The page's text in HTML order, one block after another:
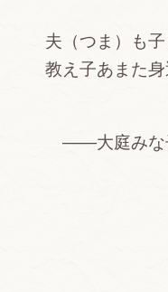
夫（つま）も
教え子あまた
——大庭みな